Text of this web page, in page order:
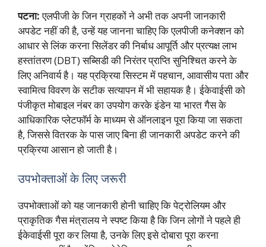
पटना:एलपीजी के जिन ग्राहकों ने अभी तक अपनी जानकारी
अपडेट नहीं की है, उन्हें यह जानना चाहिए कि एलपीजी कनेक्शन को
आधार से लिंक करना सिलेंडर की निर्बाध आपूर्ति और प्रत्यक्ष लाभ
हस्तांतरण (DBT) सब्सिडी की निरंतर प्राप्ति सुनिश्चित करने के
लिए अनिवार्य है। यह प्रक्रिया सिस्टम में पहचान, आवासीय पता और
स्वामित्व विवरण के सटीक सत्यापन में भी सहायक है। ईकेवाईसी को
पंजीकृत मोबाइल नंबर का उपयोग करके इंडेन या भारत गैस के
आधिकारिक प्लेटफॉर्म के माध्यम से ऑनलाइन पूरा किया जा सकता
है, जिससे वितरक के पास जाए बिना ही जानकारी अपडेट करने की
प्रक्रिया आसान हो जाती है।
उपभोक्ताओं के लिए जरूरी
उपभोक्ताओं को यह जानकारी होनी चाहिए कि पेट्रोलियम और
प्राकृतिक गैस मंत्रालय ने स्पष्ट किया है कि जिन लोगों ने पहले ही
ईकेवाईसी पूरा कर लिया है, उनके लिए इसे दोबारा पूरा करना